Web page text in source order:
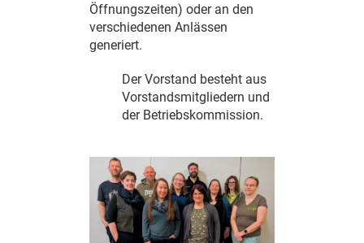
Öffnungszeiten) oder an den
verschiedenen Anlässen
generiert.
Der Vorstand besteht aus
Vorstandsmitgliedern und
der Betriebskommission.